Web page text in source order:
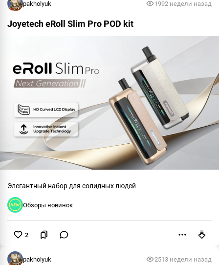
pakholyuk 1992 недели назад
Joyetech eRoll Slim Pro POD kit
Элегантный набор для солидных людей
Обзоры новинок
2
pakholyuk 251 3 недели назад
Пожаловаться